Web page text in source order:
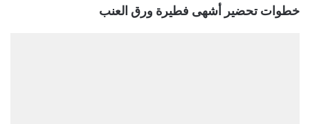
خطوات تحضير أشهى فطيرة ورق العنب